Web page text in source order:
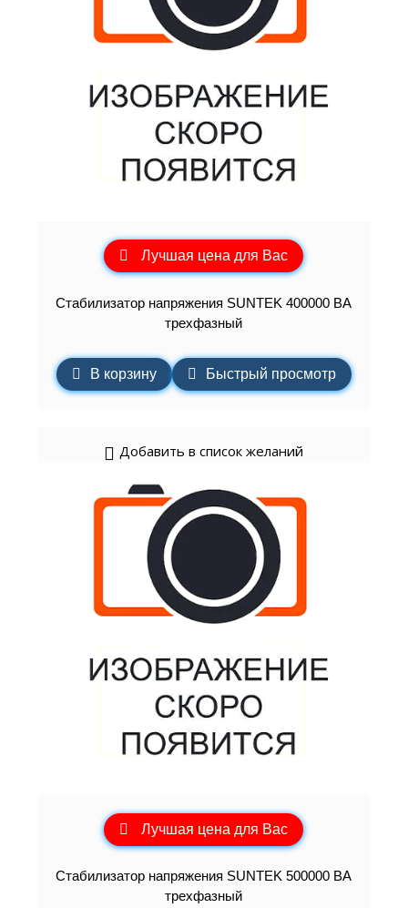
Лучшая цена для Вас
Стабилизатор напряжения SUNTEK 400000 ВА
трехфазный
В корзину Быстрый просмотр
Добавить в список желаний
Лучшая цена для Вас
Стабилизатор напряжения SUNTEK 500000 ВА
трехфазный